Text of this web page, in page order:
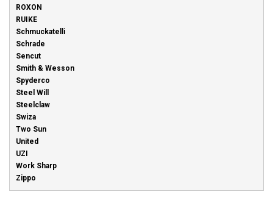
ROXON
RUIKE
Schmuckatelli
Schrade
Sencut
Smith & Wesson
Spyderco
Steel Will
Steelclaw
Swiza
Two Sun
United
UZI
Work Sharp
Zippo